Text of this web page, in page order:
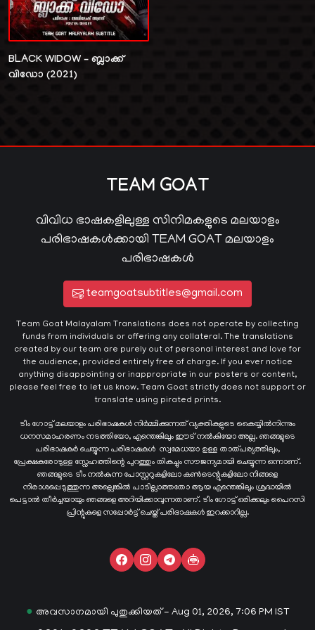
BLACK WIDOW – ബ്ലാക്ക്
വിഡോ (2021)
TEAM GOAT
വിവിധ ഭാഷകളിലുള്ള സിനിമകളുടെ മലയാളം
പരിഭാഷകൾക്കായി TEAM GOAT മലയാളം
പരിഭാഷകൾ
teamgoatsubtitles@gmail.com
Team Goat Malayalam Translations does not operate by collecting
funds from individuals or offering any collateral. The translations
created by our team are purely out of personal interest and love for
the audience, provided entirely free of charge. If you ever notice
anything disappointing or inappropriate in our posters or content,
please feel free to let us know. Team Goat strictly does not support or
translate using pirated prints.
ടീം ഗോട്ട് മലയാളം പരിഭാഷകൾ നിർമ്മിക്കുന്നത് വ്യക്തികളുടെ കൈയ്യില്‍നിന്നും
ധനസമാഹരണം നടത്തിയോ, എന്തെങ്കിലും ഈട് നൽകിയോ അല്ല. ഞങ്ങളുടെ
പരിഭാഷകർ ചെയ്യുന്ന പരിഭാഷകള്‍ സ്വമേധയാ ഉള്ള താത്പര്യത്തിലും,
പ്രേക്ഷകരോടുള്ള സ്നേഹത്തിന്റെ പുറത്തും തികച്ചും സൗജന്യമായി ചെയ്യുന്ന ഒന്നാണ്.
ഞങ്ങളുടെ ടീം നൽകുന്ന പോസ്റ്ററുകളിലോ കൺടെന്റുകളിലോ നിങ്ങളെ
നിരാശപ്പെടുത്തുന്ന അല്ലെങ്കിൽ പാടില്ലാത്തതോ ആയ എന്തെങ്കിലും ശ്രദ്ധയിൽ
പെട്ടാൽ തീർച്ചയായും ഞങ്ങളെ അറിയിക്കാവുന്നതാണ്. ടീം ഗോട്ട് ഒരിക്കലും പൈറസി
പ്രിന്റുകളെ സപ്പോർട്ട് ചെയ്ത് പരിഭാഷകൾ ഇറക്കാറില്ല.
● അവസാനമായി പുതുക്കിയത് - Aug 01, 2026, 7:06 PM IST